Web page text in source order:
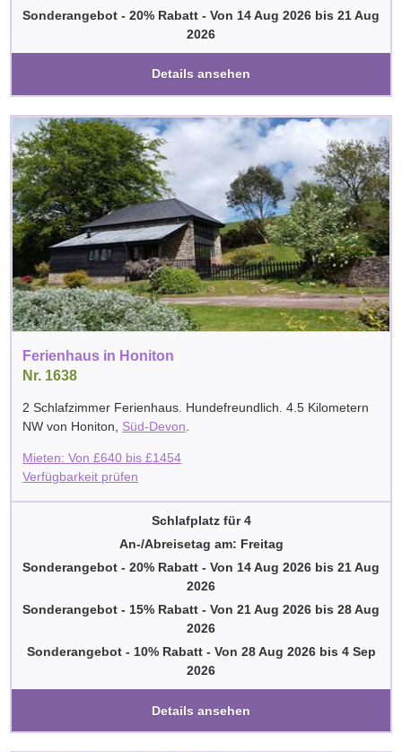
Sonderangebot - 20% Rabatt - Von 14 Aug 2026 bis 21 Aug
2026
Details ansehen
Ferienhaus in Honiton
Nr. 1638
2 Schlafzimmer Ferienhaus. Hundefreundlich. 4.5 Kilometern
NW von Honiton, Süd-Devon.
Mieten: Von£640 bis£1454
Verfügbarkeit prüfen
Schlafplatz für 4
An-/Abreisetag am: Freitag
Sonderangebot - 20% Rabatt - Von 14 Aug 2026 bis 21 Aug
2026
Sonderangebot - 15% Rabatt - Von 21 Aug 2026 bis 28 Aug
2026
Sonderangebot - 10% Rabatt- Von 28 Aug 2026bis 4 Sep
2026
Details ansehen